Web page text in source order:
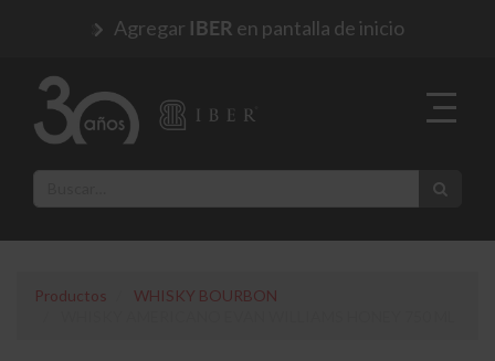
Agregar IBER en pantalla de inicio
Productos
WHISKY BOURBON